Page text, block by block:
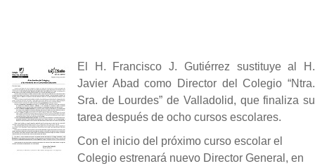
El H. Francisco J. Gutiérrez sustituye al H.
Javier Abad como Director del Colegio “Ntra.
Sra. de Lourdes” de Valladolid, que finaliza su
tarea después de ocho cursos escolares.
Con el inicio del próximo curso escolar el
Colegio estrenará nuevo Director General, en